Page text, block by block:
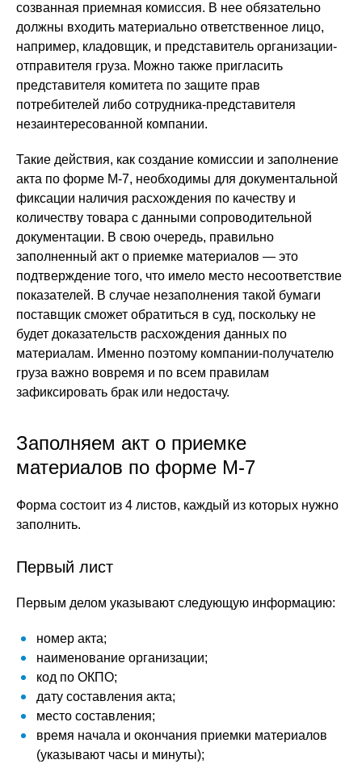
созванная приемная комиссия. В нее обязательно
должны входить материально ответственное лицо,
например, кладовщик, и представитель организации-
отправителя груза. Можно также пригласить
представителя комитета по защите прав
потребителей либо сотрудника-представителя
незаинтересованной компании.
Такие действия, как создание комиссии и заполнение
акта по форме М-7, необходимы для документальной
фиксации наличия расхождения по качеству и
количеству товара с данными сопроводительной
документации. В свою очередь, правильно
заполненный акт о приемке материалов — это
подтверждение того, что имело место несоответствие
показателей. В случае незаполнения такой бумаги
поставщик сможет обратиться в суд, поскольку не
будет доказательств расхождения данных по
материалам. Именно поэтому компании-получателю
груза важно вовремя и по всем правилам
зафиксировать брак или недостачу.
Заполняем акт о приемке
материалов по форме М-7
Форма состоит из 4 листов, каждый из которых нужно
заполнить.
Первый лист
Первым делом указывают следующую информацию:
номер акта;
наименование организации;
код по ОКПО;
дату составления акта;
место составления;
время начала и окончания приемки материалов
(указывают часы и минуты);